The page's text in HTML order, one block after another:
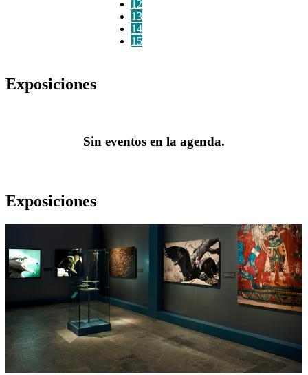
12
13
14
15
Exposiciones
Sin eventos en la agenda.
Exposiciones